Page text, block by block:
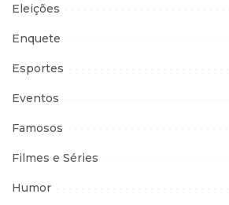
Eleições
Enquete
Esportes
Eventos
Famosos
Filmes e Séries
Humor